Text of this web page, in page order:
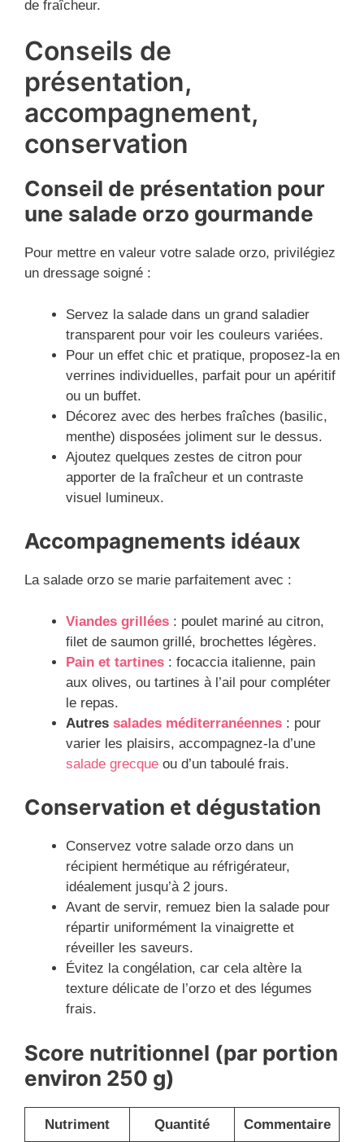
de fraîcheur.
Conseils de
présentation,
accompagnement,
conservation
Conseil de présentation pour
une salade orzo gourmande
Pour mettre en valeur votre salade orzo, privilégiez
un dressage soigné :
Servez la salade dans un grand saladier
transparent pour voir les couleurs variées.
Pour un effet chic et pratique, proposez-la en
verrines individuelles, parfait pour un apéritif
ou un buffet.
Décorez avec des herbes fraîches (basilic,
menthe) disposées joliment sur le dessus.
Ajoutez quelques zestes de citron pour
apporter de la fraîcheur et un contraste
visuel lumineux.
Accompagnements idéaux
La salade orzo se marie parfaitement avec :
Viandes grillées : poulet mariné au citron,
filet de saumon grillé, brochettes légères.
Pain et tartines : focaccia italienne, pain
aux olives, ou tartines à l’ail pour compléter
le repas.
Autres salades méditerranéennes : pour
varier les plaisirs, accompagnez-la d’une
salade grecque ou d’un taboulé frais.
Conservation et dégustation
Conservez votre salade orzo dans un
récipient hermétique au réfrigérateur,
idéalement jusqu’à 2 jours.
Avant de servir, remuez bien la salade pour
répartir uniformément la vinaigrette et
réveiller les saveurs.
Évitez la congélation, car cela altère la
texture délicate de l’orzo et des légumes
frais.
Score nutritionnel (par portion
environ 250 g)
Nutriment Quantité Commentaire